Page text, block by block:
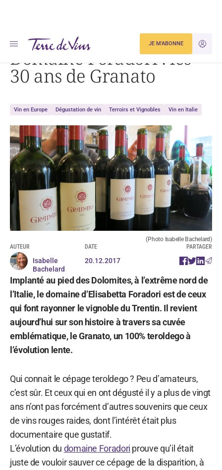
JE
JE M'ABONNE
Accueil Domaine Foradori : les 30 ans de Granato
Domaine Foradori : les
30 ans de Granato
Vin en Europe Dégustation de vin Terroirs et Vignobles Vin en Italie
(Photo Isabelle Bachelard)
AUTEUR
Isabelle
Bachelard
DATE
20.12.2017
PARTAGER
Implanté au pied des Dolomites, à l’extrême nord de
l’Italie, le domaine d’Elisabetta Foradori est de ceux
qui font rayonner le vignoble du Trentin. Il revient
aujourd’hui sur son histoire à travers sa cuvée
emblématique, le Granato, un 100% teroldego à
l’évolution lente.
Qui connait le cépage teroldego ? Peu d’amateurs,
c’est sûr. Et ceux qui en ont dégusté il y a plus de vingt
ans n’ont pas forcément d’autres souvenirs que ceux
de vins rouges raides, dont l’intérêt était plus
documentaire que gustatif.
L’évolution du domaine Foradori prouve qu’il était
juste de vouloir sauver ce cépage de la disparition, à